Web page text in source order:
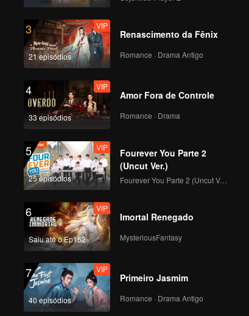
Episódio 6: Grande
Aquáticos, Batalha
Geral de Todos os
Participantes!
VIP
talentos em grupo, da
inexperiência ao
deslumbre
VIP
VIP EP7 Bônus - 02
VIP
VIP
3
21 episódios
VIP
Renascimento da Fênix
Romance · Drama Antigo
4
33 episódios
VIP
Amor Fora de Controle
Romance · Drama
5
25 episódios
VIP
Fourever You Parte 2
(Uncut Ver.)
Fourever You Parte 2 (Uncut Ver.)
6
Saiu até o Ep152
VIP
Imortal Renegado
MysteriousFantasy
7
40 episódios
VIP
Primeiro Jasmim
Romance · Drama Antigo